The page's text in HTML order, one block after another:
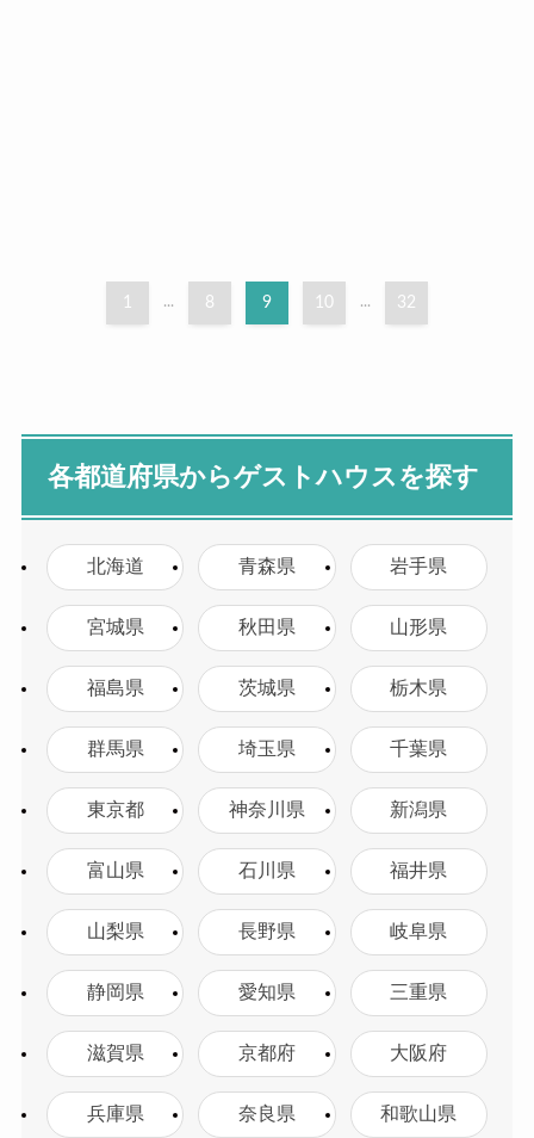
1 ... 8 9 10 ... 32
各都道府県からゲストハウスを探す
北海道 青森県 岩手県
宮城県 秋田県 山形県
福島県 茨城県 栃木県
群馬県 埼玉県 千葉県
東京都 神奈川県 新潟県
富山県 石川県 福井県
山梨県 長野県 岐阜県
静岡県 愛知県 三重県
滋賀県 京都府 大阪府
兵庫県 奈良県 和歌山県